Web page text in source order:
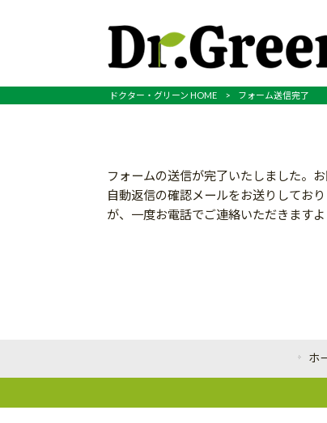
ドクター・グリーン HOME > フォーム送信完了
フォームの送信が完了いたしました。
自動返信の確認メールをお送りしてお
が、一度お電話でご連絡いただきますよ
ホ